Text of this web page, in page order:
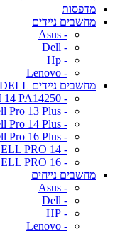
מדפסות
מחשבים ניידים
- Asus
- Dell
- Hp
- Lenovo
מחשבים ניידים DELL
- DELL PRO PREMIUM 14 PA14250
- PB13250 Dell Pro 13 Plus
- PB14250 Dell Pro 14 Plus
- PB16250 Dell Pro 16 Plus
- PC14250 DELL PRO 14
- PC16250 DELL PRO 16
מחשבים נייחים
- Asus
- Dell
- HP
- Lenovo